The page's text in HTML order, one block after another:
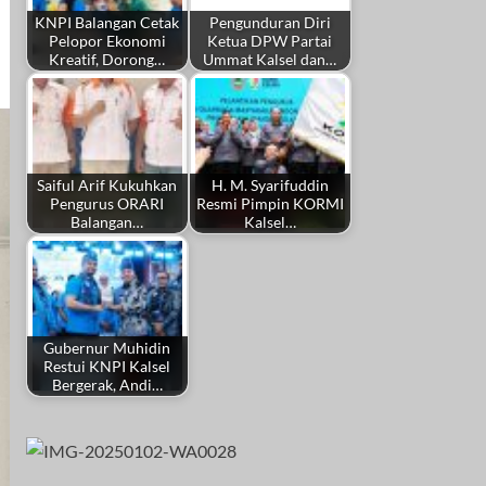
KNPI Balangan Cetak
Pelopor Ekonomi
Kreatif, Dorong…
Pengunduran Diri
Ketua DPW Partai
Ummat Kalsel dan…
Saiful Arif Kukuhkan
Pengurus ORARI
Balangan…
H. M. Syarifuddin
Resmi Pimpin KORMI
Kalsel…
Gubernur Muhidin
Restui KNPI Kalsel
Bergerak, Andi…